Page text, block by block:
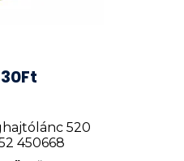
520
450668